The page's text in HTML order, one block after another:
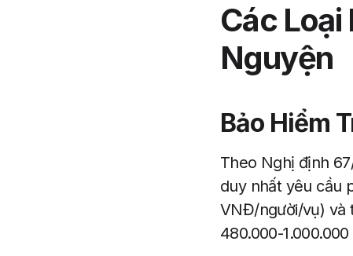
Các Loại
Nguyện
Bảo Hiểm
Theo Nghị định
duy nhất yêu cầu
VNĐ/người/vụ) và
480.000-